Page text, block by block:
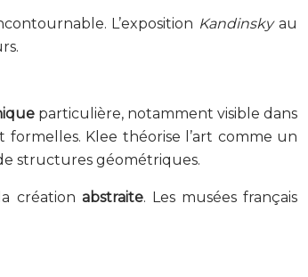
L’exposition Kandinskyau
particulière, notamment visible dans
Klee théorise l’art comme un
structures géométriques.
création abstraite. Les musées français